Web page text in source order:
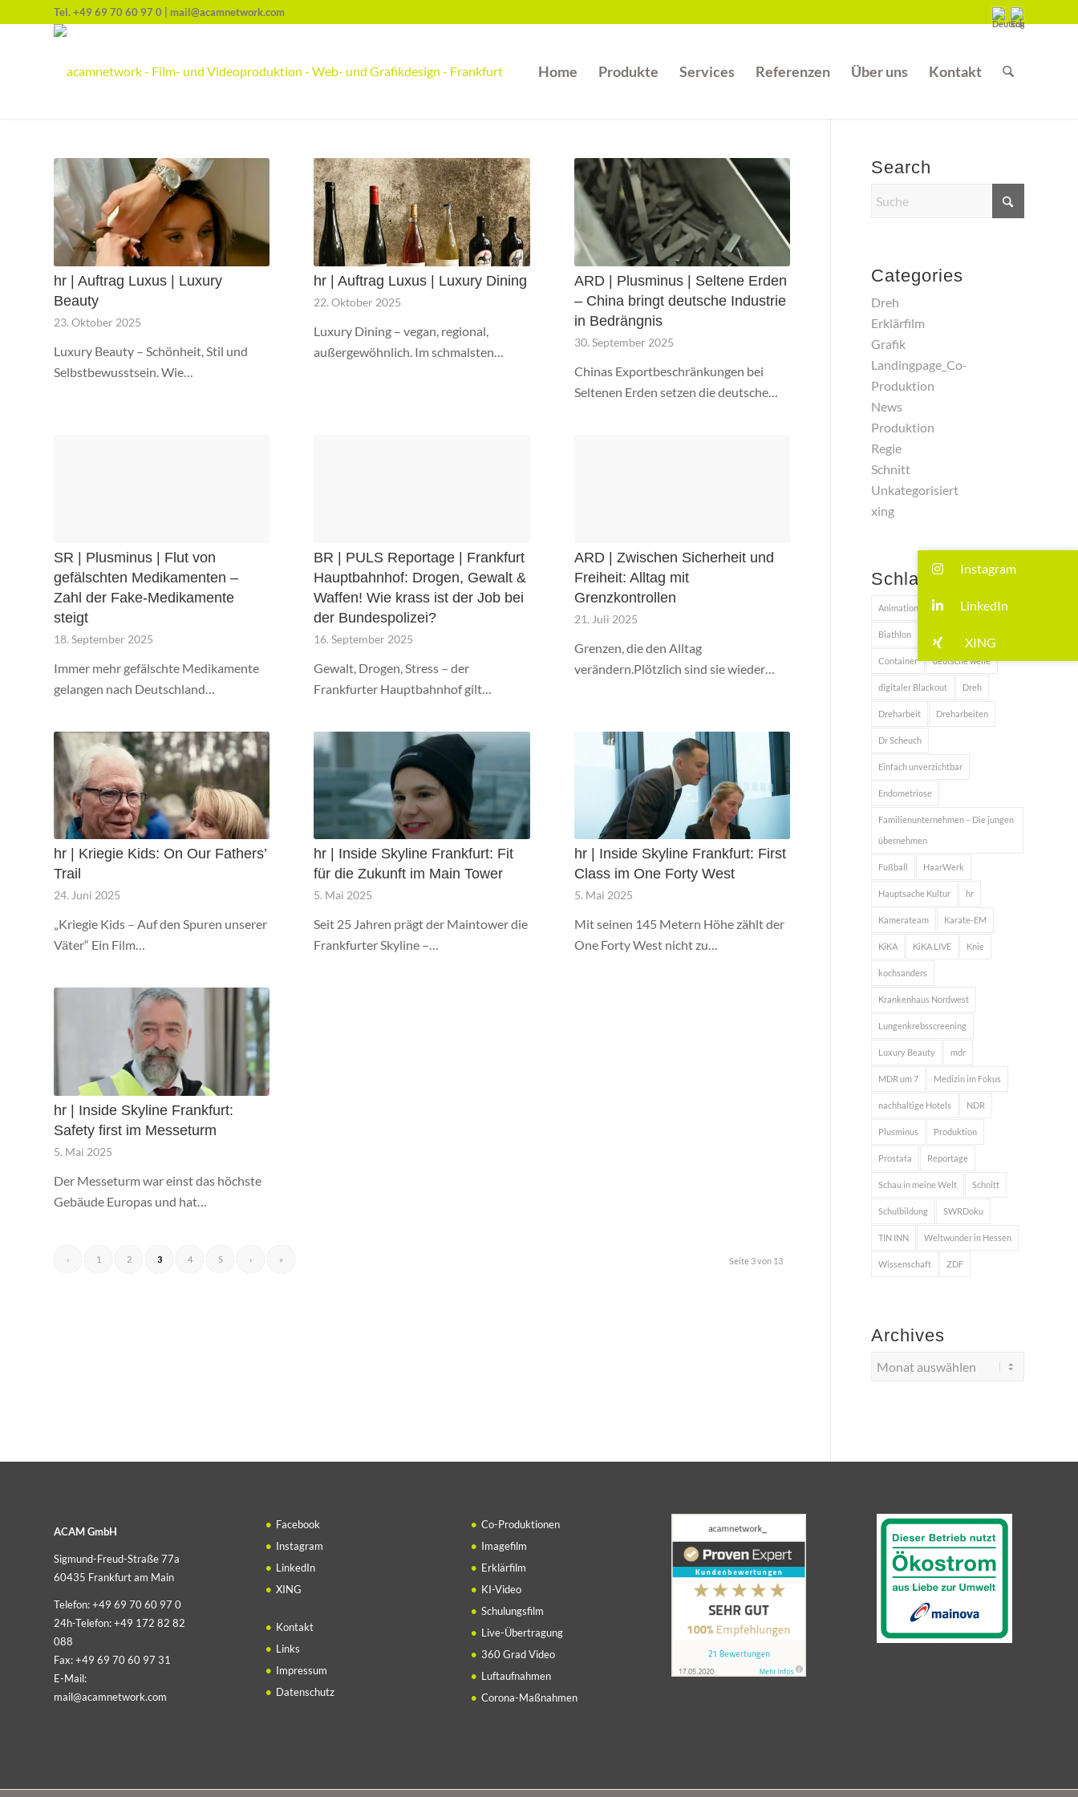
Tel.+49 69 70 60 97 0 mail@acamnetwork.com
Home Produkte Services Referenzen Über uns Kontakt
hr | Auftrag Luxus | Luxury
Beauty
23. Oktober 2025
Luxury Beauty – Schönheit, Stil und
Selbstbewusstsein. Wie…
hr | Auftrag Luxus | Luxury Dining
22. Oktober 2025
Luxury Dining – vegan, regional,
außergewöhnlich. Im schmalsten…
ARD | Plusminus | Seltene Erden
– China bringt deutsche Industrie
in Bedrängnis
30. September 2025
Chinas Exportbeschränkungen bei
Seltenen Erden setzen die deutsche…
SR | Plusminus | Flut von
gefälschten Medikamenten –
Zahl der Fake-Medikamente
steigt
18. September 2025
Immer mehr gefälschte Medikamente
gelangen nach Deutschland…
BR | PULS Reportage | Frankfurt
Hauptbahnhof: Drogen, Gewalt &
Waffen! Wie krass ist der Job bei
der Bundespolizei?
16. September 2025
Gewalt, Drogen, Stress – der
Frankfurter Hauptbahnhof gilt…
ARD | Zwischen Sicherheit und
Freiheit: Alltag mit
Grenzkontrollen
21. Juli 2025
Grenzen, die den Alltag
verändern.Plötzlich sind sie wieder…
hr | Kriegie Kids: On Our Fathers’
Trail
24. Juni 2025
„Kriegie Kids – Auf den Spuren unserer
Väter“ Ein Film…
hr | Inside Skyline Frankfurt: Fit
für die Zukunft im Main Tower
5. Mai 2025
Seit 25 Jahren prägt der Maintower die
Frankfurter Skyline –…
hr | Inside Skyline Frankfurt: First
Class im One Forty West
5. Mai 2025
Mit seinen 145 Metern Höhe zählt der
One Forty West nicht zu…
hr | Inside Skyline Frankfurt:
Safety first im Messeturm
5. Mai 2025
Der Messeturm war einst das höchste
Gebäude Europas und hat…
Seite 3 von 13
‹ 1 2 3 4 5 › »
Search
Categories
Dreh
Erklärfilm
Grafik
Landingpage_Co-
Produktion
News
Produktion
Regie
Schnitt
Unkategorisiert
xing
Schlagwörter
Animationen ARTE
Biathlon
Container deutsche welle
digitaler Blackout Dreh
Dreharbeit Dreharbeiten
Dr Scheuch
Einfach unverzichtbar
Endometriose
Familienunternehmen – Die jungen
übernehmen
Fußball HaarWerk
Hauptsache Kultur hr
Kamerateam Karate-EM
KiKA KiKA LIVE Knie
kochsanders
Krankenhaus Nordwest
Lungenkrebsscreening
Luxury Beauty mdr
MDR um 7 Medizin im Fokus
nachhaltige Hotels NDR
Plusminus Produktion
Prostata Reportage
Schau in meine Welt Schnitt
Schulbildung SWRDoku
TIN INN Weltwunder in Hessen
Wissenschaft ZDF
Archives
ACAM GmbH
Sigmund-Freud-Straße 77a
60435 Frankfurt am Main
Telefon:+49 69 70 60 97 0
24h-Telefon:+49 172 82 82
088
Fax:+49 69 70 60 97 31
E-Mail:
mail@acamnetwork.com
Facebook
Instagram
LinkedIn
XING
Kontakt
Links
Impressum
Datenschutz
Co-Produktionen
Imagefilm
Erklärfilm
KI-Video
Schulungsfilm
Live-Übertragung
360 Grad Video
Luftaufnahmen
Corona-Maßnahmen
Instagram
LinkedIn
XING